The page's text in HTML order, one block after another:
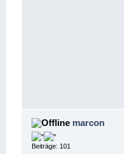
marcon
Beiträge: 101